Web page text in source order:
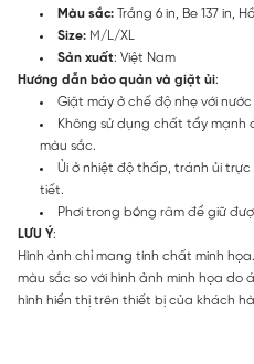
Màu sắc: Trắng 6 in, Be 137 in,
Size: M/L/XL
Sản xuất: Việt Nam
Hướng dẫn bảo quản và giặt ủi:
Giặt máy ở chế độ nhẹ với nước
Không sử dụng chất tẩy mạnh
màu sắc.
Ủi ở nhiệt độ thấp, tránh ủi
tiết.
Phơi trong bóng râm để giữ
LƯU Ý:
Hình ảnh chỉ mang tính chất minh
màu sắc so với hình ảnh minh họa do
hình hiển thị trên thiết bị của khách